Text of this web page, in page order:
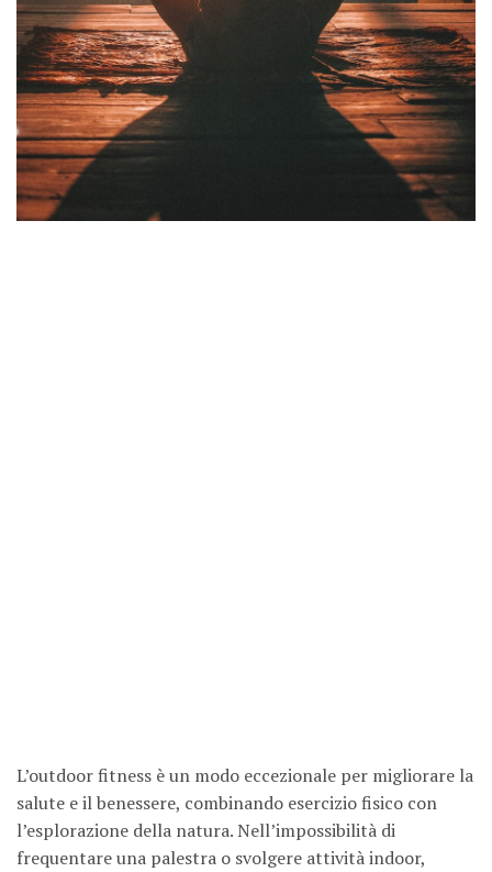
L’outdoor fitness è un modo eccezionale per migliorare la
salute e il benessere, combinando esercizio fisico con
l’esplorazione della natura. Nell’impossibilità di
frequentare una palestra o svolgere attività indoor,